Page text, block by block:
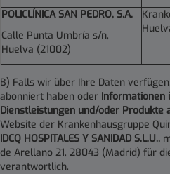
POLICLÍNICA SAN PEDRO, S.A.
Calle Punta Umbría s/n,
Huelva (21002)
B) Falls wir über Ihre Daten
abonniert haben oder Informationen
Dienstleistungen und/oder Produkte
Website der Krankenhausgruppe
IDCQ HOSPITALES Y SANIDAD S.L.U.,
de Arellano 21, 28043 (Madrid) für
verantwortlich.